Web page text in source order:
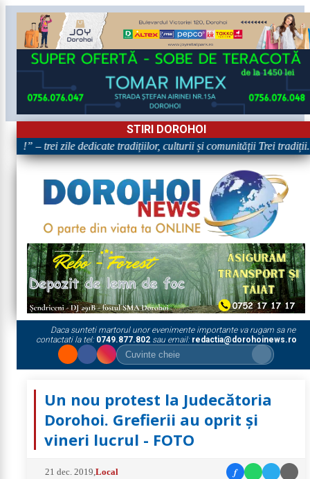
STIRI DOROHOI
– trei zile dedicate tradițiilor, culturii și comunității Trei tradiții.
Daca sunteti martorul unor evenimente importante va rugam sa ne
contactati la tel: 0749.877.802sau email: redactia@dorohoinews.ro
Un nou protest la Judecătoria
Dorohoi. Grefierii au oprit și
vineri lucrul - FOTO
21 dec. 2019 ,Local f